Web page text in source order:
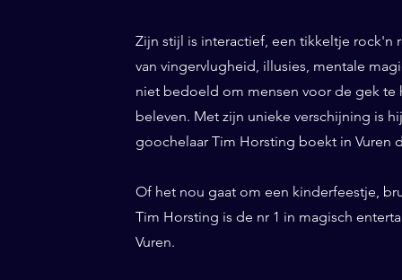
Zijn stijl is interactief, een tikkeltje rock'n
van vingervlugheid, illusies, mentale
niet bedoeld om mensen voor de gek te
beleven. Met zijn unieke verschijning is
goochelaar Tim Horsting boekt in Vuren
Of het nou gaat om een kinderfeestje,
Tim Horsting is de nr 1 in magisch
Vuren.